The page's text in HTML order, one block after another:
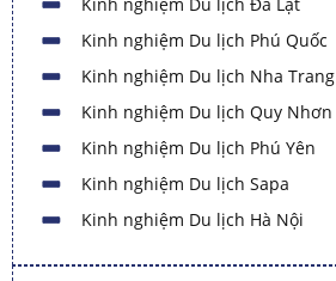
Kinh nghiệm Du lịch Đà Lạt
Kinh nghiệm Du lịch Phú Quốc
Kinh nghiệm Du lịch Nha Trang
Kinh nghiệm Du lịch Quy Nhơn
Kinh nghiệm Du lịch Phú Yên
Kinh nghiệm Du lịch Sapa
Kinh nghiệm Du lịch Hà Nội